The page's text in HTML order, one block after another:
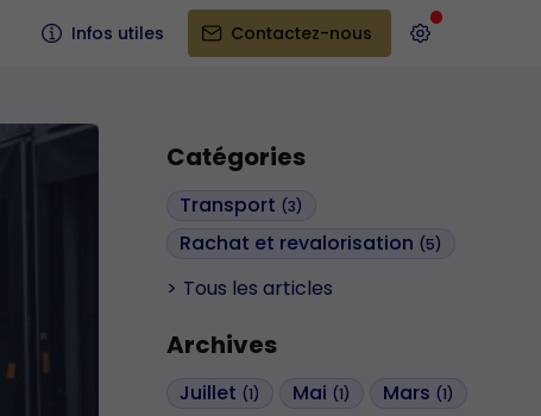
Infos utiles Contactez-nous
Catégories
Transport (3)
Rachat et revalorisation (5)
Tous les articles
Archives
Juillet (1) Mai (1) Mars (1)